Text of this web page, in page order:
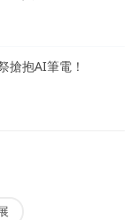
搶抱AI筆電！